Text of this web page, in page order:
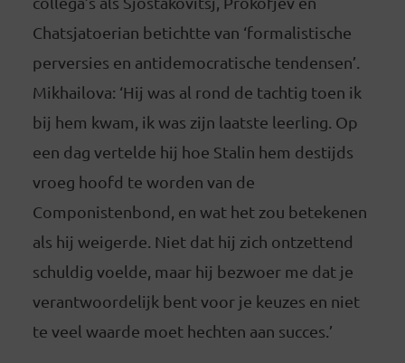
Chatsjatoerian betichtte van ‘formalistische
perversies en antidemocratische tendensen’.
Mikhailova: ‘Hij was al rond de tachtig toen ik
bij hem kwam, ik was zijn laatste leerling. Op
een dag vertelde hij hoe Stalin hem destijds
vroeg hoofd te worden van de
Componistenbond, en wat het zou betekenen
als hij weigerde. Niet dat hij zich ontzettend
schuldig voelde, maar hij bezwoer me dat je
verantwoordelijk bent voor je keuzes en niet
te veel waarde moet hechten aan succes.’